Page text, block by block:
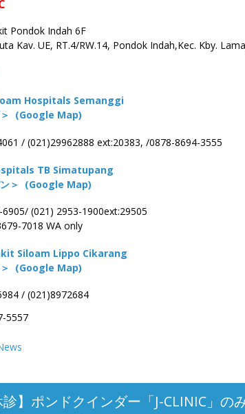
Pondok Indah 6F
Kav. UE, RT.4/RW.14, Pondok Indah,Kec. Kby.
Hospitals Semanggi
(Google Map)
/ (021)29962888 ext:20383, /0878-8694-3555
TB Simatupang
＞
(Google Map)
(021) 2953-1900ext:29505
7018 WA only
Siloam Lippo Cikarang
(Google Map)
/ (021)8972684
5557
診】ポンドクインダー「J-CLINIC」の